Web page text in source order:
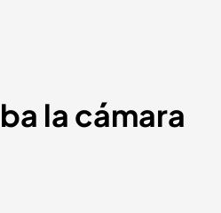
la cámara